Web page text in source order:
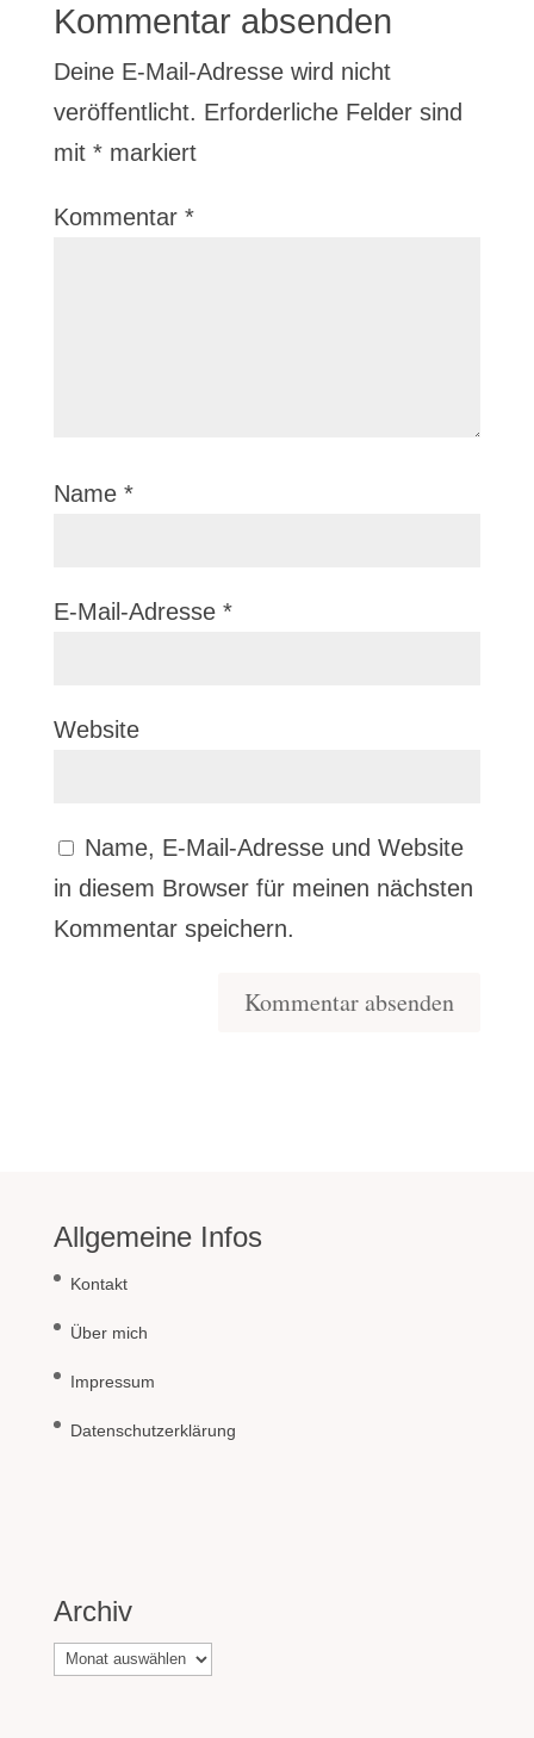
Kommentar absenden
Deine E-Mail-Adresse wird nicht
veröffentlicht. Erforderliche Felder sind
mit *markiert
Kommentar *
Name *
E-Mail-Adresse *
Website
Name, E-Mail-Adresse und Website
in diesem Browser für meinen nächsten
Kommentar speichern.
Allgemeine Infos
Kontakt
Über mich
Impressum
Datenschutzerklärung
Archiv
Archiv